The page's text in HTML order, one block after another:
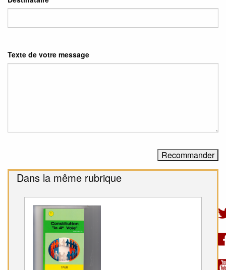
Texte de votre message
Dans la même rubrique